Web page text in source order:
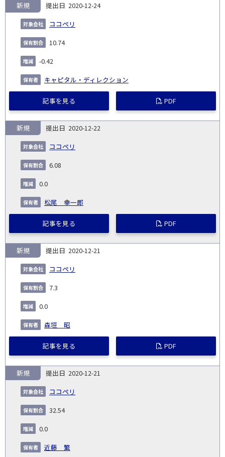
2020-12-24
ココペリ
新規
10.74
-0.42
キャピタル・ディレクション
記事を見る PDF
2020-12-22
ココペリ
新規
6.08
0.0
松尾 幸一郎
記事を見る PDF
2020-12-21
ココペリ
新規
7.3
0.0
森垣 昭
記事を見る PDF
2020-12-21
ココペリ
新規
32.54
0.0
近藤 繁